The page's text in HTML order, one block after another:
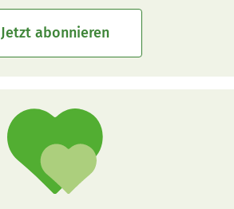
Jetzt abonnieren